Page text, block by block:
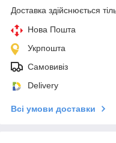
Доставка здійснюється
Нова Пошта
Укрпошта
Самовивіз
Delivery
Всі умови доставки